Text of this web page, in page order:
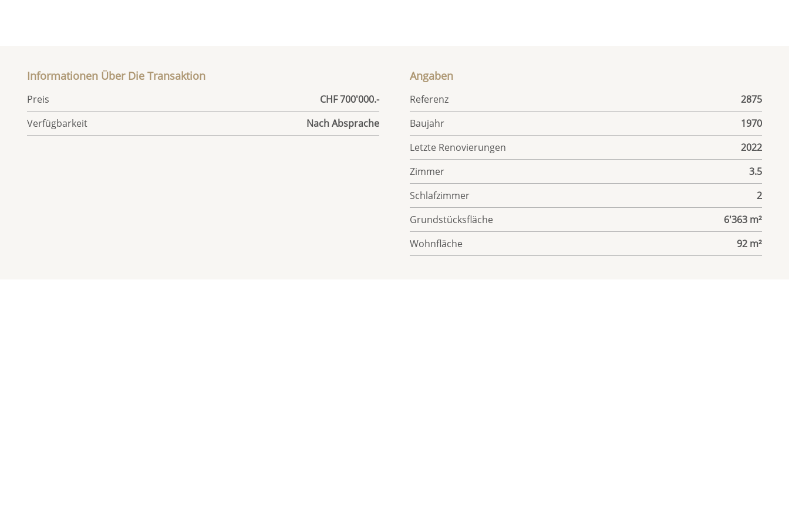
Informationen Über Die Transaktion
Preis
CHF 700'000.-
Verfügbarkeit
Nach Absprache
Angaben
Referenz
2875
Baujahr
1970
Letzte Renovierungen
2022
Zimmer
3.5
Schlafzimmer
2
Grundstücksfläche
6'363 m²
Wohnfläche
92 m²